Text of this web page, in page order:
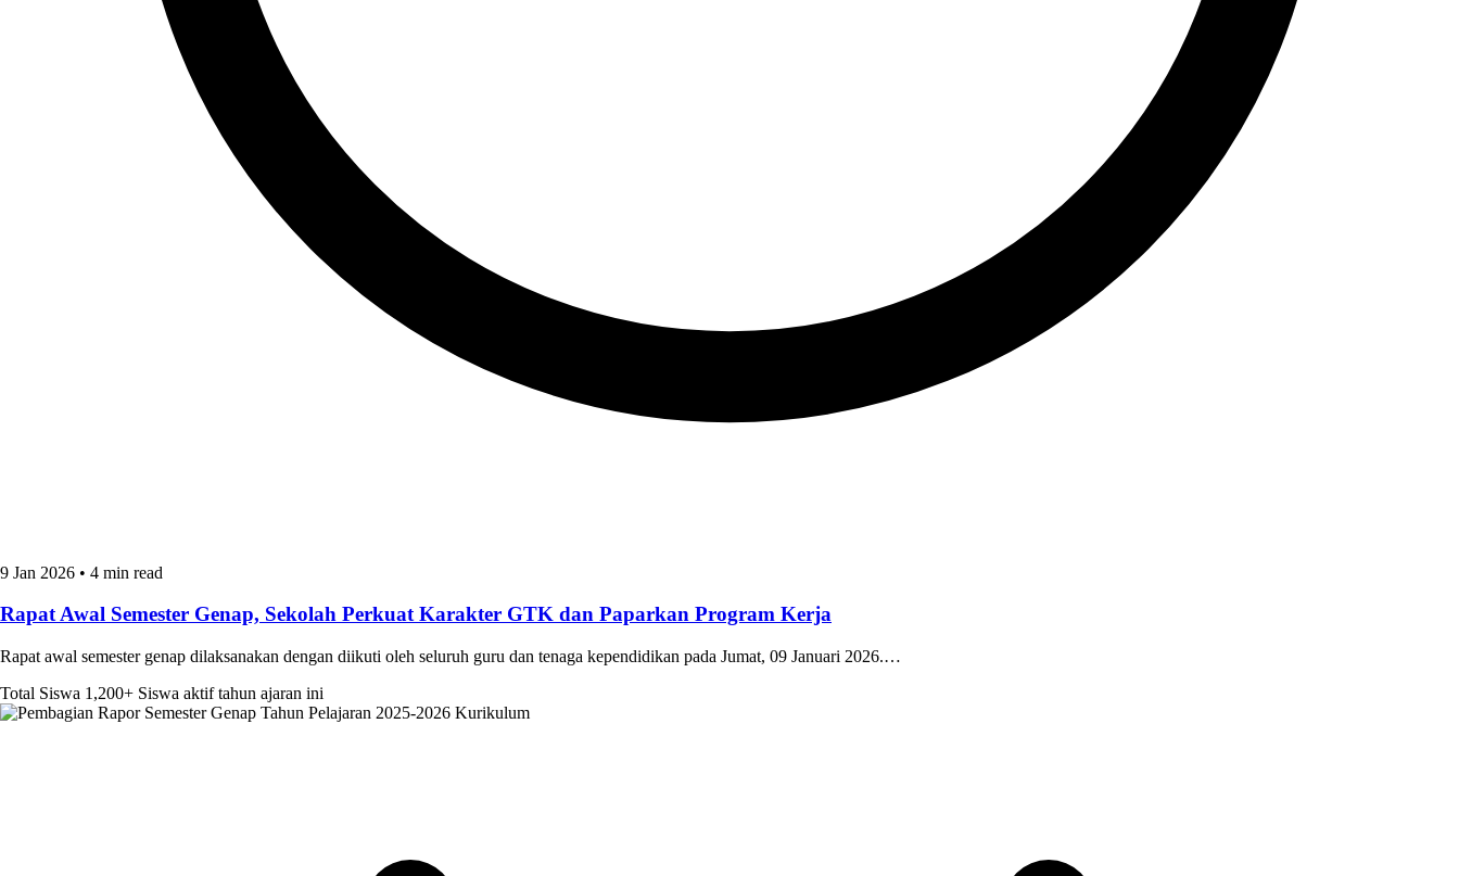
9 Jan 2026 • 4 min read
Rapat Awal Semester Genap, Sekolah Perkuat Karakter GTK dan Paparkan Program Kerja
Rapat awal semester genap dilaksanakan dengan diikuti oleh seluruh guru dan tenaga kependidikan pada Jumat, 09 Januari 2026.…
Total Siswa 1,200+ Siswa aktif tahun ajaran ini
Kurikulum